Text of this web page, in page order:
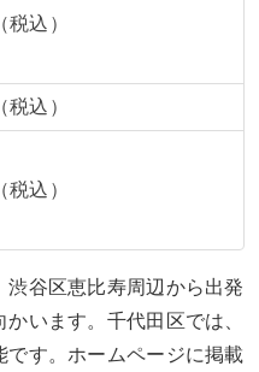
込）
込）
込）
渋谷区恵比寿周辺から出発
います。千代田区では、
す。ホームページに掲載